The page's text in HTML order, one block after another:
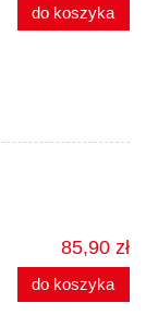
do koszyka
85,90 zł
do koszyka